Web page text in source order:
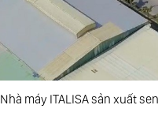
Nhà máy ITALISA sản xuất